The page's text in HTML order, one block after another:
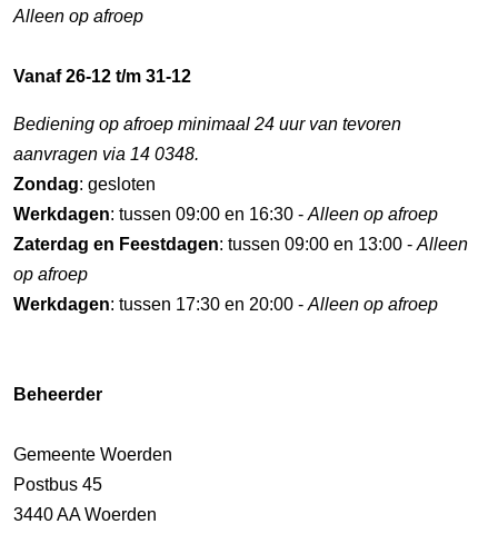
Alleen op afroep
Vanaf 26-12 t/m 31-12
Bediening op afroep minimaal 24 uur van tevoren
aanvragen via 14 0348.
Zondag: gesloten
Werkdagen: tussen 09:00 en 16:30 - Alleen op afroep
Zaterdag en Feestdagen: tussen 09:00 en 13:00 - Alleen
op afroep
Werkdagen: tussen 17:30 en 20:00 - Alleen op afroep
Beheerder
Gemeente Woerden
Postbus 45
3440 AA Woerden